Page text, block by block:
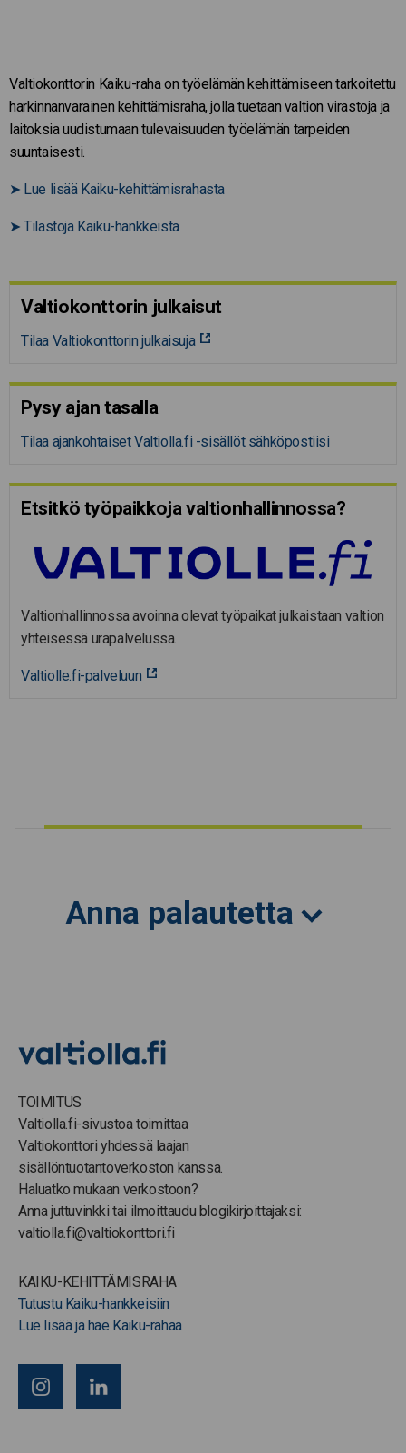
Valtiokonttorin Kaiku-raha on työelämän kehittämiseen tarkoitettu
harkinnanvarainen kehittämisraha, jolla tuetaan valtion virastoja ja
laitoksia uudistumaan tulevaisuuden työelämän tarpeiden
suuntaisesti.
➤ Lue lisää Kaiku-kehittämisrahasta
➤ Tilastoja Kaiku-hankkeista
Valtiokonttorin julkaisut
Tilaa Valtiokonttorin julkaisuja
Pysy ajan tasalla
Tilaa ajankohtaiset Valtiolla.fi -sisällöt sähköpostiisi
Etsitkö työpaikkoja valtion­hal­lin­nossa?
Valtionhallinnossa avoinna olevat työpaikat julkaistaan valtion
yhteisessä urapalvelussa.
Valtiolle.fi-palveluun
Anna palautetta
TOIMITUS
Valtiolla.fi-sivustoa toimittaa
Valtiokonttori yhdessä laajan
sisällöntuotantoverkoston kanssa.
Haluatko mukaan verkostoon?
Anna juttuvinkki tai ilmoittaudu blogikirjoittajaksi:
valtiolla.fi@valtiokonttori.fi
KAIKU-KEHITTÄMISRAHA
Tutustu Kaiku-hankkeisiin
Lue lisää ja hae Kaiku-rahaa